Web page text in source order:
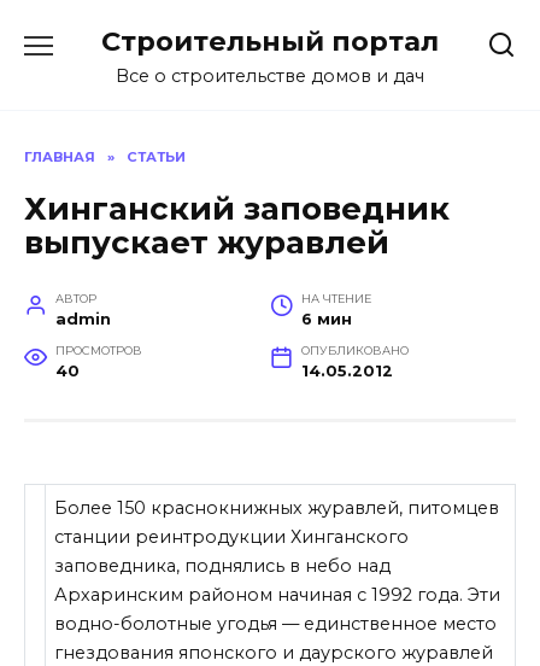
содержанию
Строительный портал
Все о строительстве домов и дач
ГЛАВНАЯ » СТАТЬИ
Хинганский заповедник
выпускает журавлей
АВТОР
admin
НА ЧТЕНИЕ
6 мин
ПРОСМОТРОВ
40
ОПУБЛИКОВАНО
14.05.2012
Более 150 краснокнижных журавлей, питомцев
станции реинтродукции Хинганского
заповедника, поднялись в небо над
Архаринским районом начиная с 1992 года. Эти
водно-болотные угодья — единственное место
гнездования японского и даурского журавлей